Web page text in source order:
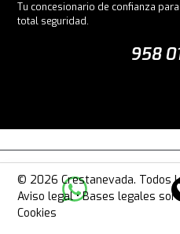
Tu concesionario de confianza
total seguridad.
958
© 2026 Crestanevada. Todos
Aviso legal•Bases legales
Cookies